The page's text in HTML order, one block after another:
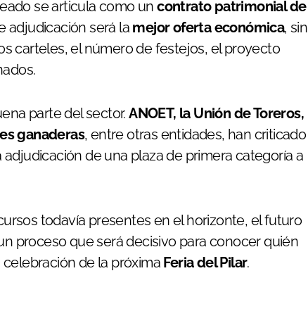
se articula como uncontrato patrimonial de
adjudicación será la mejor oferta económica, sin
carteles, el número de festejos, el proyecto
parte del sector.ANOET, la Unión de Toreros,
ganaderas, entre otras entidades, han criticado
de una plaza de primera categoría a
todavía presentes en el horizonte, el futuro
proceso que será decisivo para conocer quién
de la próxima Feria del Pilar.